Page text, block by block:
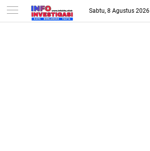
-->
Sabtu, 8 Agustus 2026